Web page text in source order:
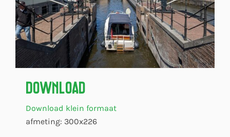
Download
Download klein formaat
afmeting: 300x226